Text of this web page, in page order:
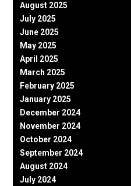
August 2025
July 2025
June 2025
May 2025
April 2025
March 2025
February 2025
January 2025
December 2024
November 2024
October 2024
September 2024
August 2024
July 2024